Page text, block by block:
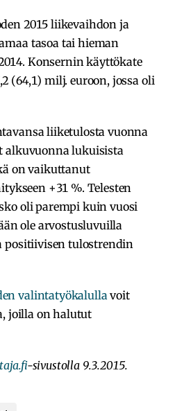
2015 liikevaihdon ja
tasoa tai hieman
Konsernin käyttökate
(64,1) milj. euroon, jossa oli
liiketulosta vuonna
alkuvuonna lukuisista
on vaikuttanut
+31 %. Telesten
oli parempi kuin vuosi
ole arvostusluvuilla
tulostrendin
valintatyökalullavoit
joilla on halutut
-sivustolla 9.3.2015.